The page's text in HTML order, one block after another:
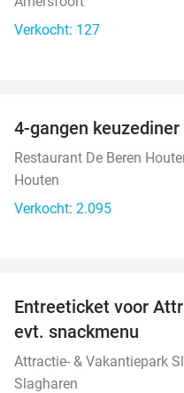
Verkocht: 127
4-gangen keuzediner
Restaurant De Beren
Houten
Verkocht: 2.095
Entreeticket voor
evt. snackmenu
Attractie- & Vakantiepark
Slagharen